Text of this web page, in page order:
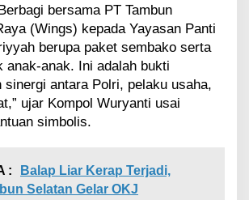
u
h
a
n
A
n
-
N
y
y
bersama PT Tambun
(Wings) kepada Yayasan Panti
berupa paket sembako serta
anak-anak. Ini adalah bukti
sinergi antara Polri, pelaku usaha,
ujar Kompol Wuryanti usai
simbolis.
:
Balap Liar Kerap Terjadi,
Selatan Gelar OKJ